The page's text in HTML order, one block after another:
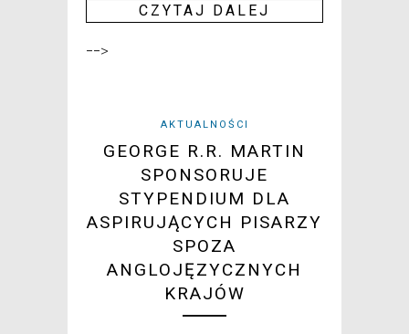
CZY­TAJ DALEJ
-->
AKTUALNOŚCI
GEORGE R.R. MARTIN
SPONSORUJE
STYPENDIUM DLA
ASPIRUJĄCYCH PISARZY
SPOZA
ANGLOJĘZYCZNYCH
KRAJÓW